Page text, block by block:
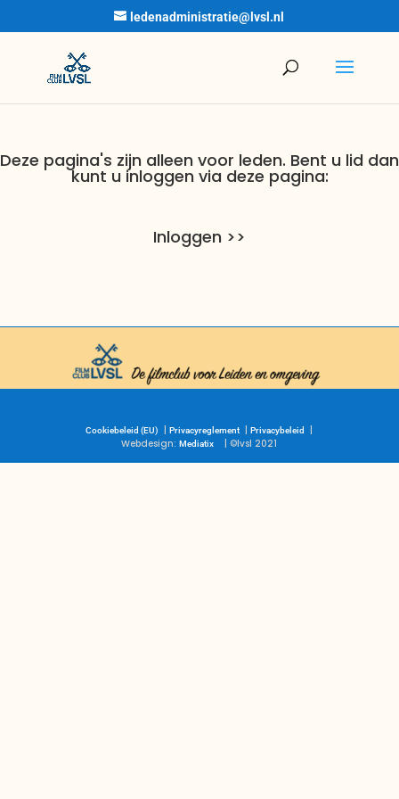
ledenadministratie@lvsl.nl
Deze pagina's zijn alleen voor leden. Bent u lid dan
kunt u inloggen via deze pagina:
Inloggen >>
Cookiebeleid (EU) |Privacyreglement |Privacybeleid
Webdesign:Mediatix | ©lvsl 2021